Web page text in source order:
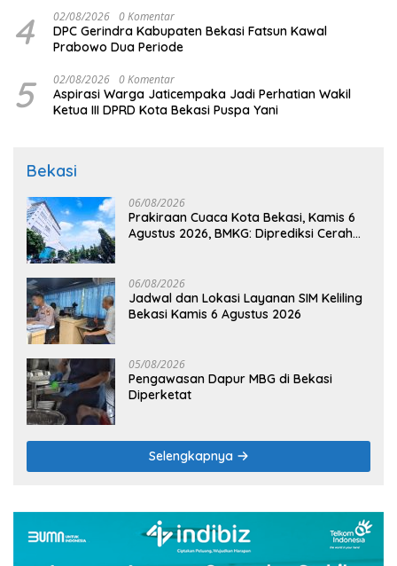
4 02/08/2026 0 Komentar
DPC Gerindra Kabupaten Bekasi Fatsun Kawal
Prabowo Dua Periode
5 02/08/2026 0 Komentar
Aspirasi Warga Jaticempaka Jadi Perhatian Wakil
Ketua III DPRD Kota Bekasi Puspa Yani
Bekasi
06/08/2026
Prakiraan Cuaca Kota Bekasi, Kamis 6
Agustus 2026, BMKG: Diprediksi Cerah
06/08/2026
Jadwal dan Lokasi Layanan SIM Keliling
Bekasi Kamis 6 Agustus 2026
05/08/2026
Pengawasan Dapur MBG di Bekasi
Diperketat
Selengkapnya